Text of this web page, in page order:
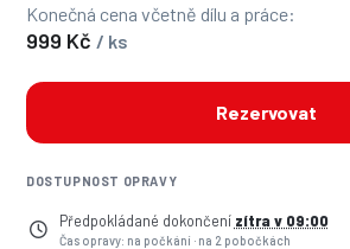
Konečná cena včetně dílu a práce:
999 Kč / ks
Rezervovat
DOSTUPNOST OPRAVY
Předpokládané dokončení zítra v 09:00
Čas opravy: na počkání · na 2 pobočkách